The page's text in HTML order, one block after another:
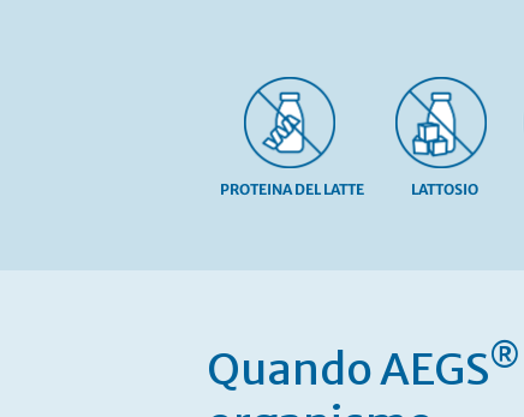
PROTEINA DEL LATTE LATTOSIO
Quando AEGS®